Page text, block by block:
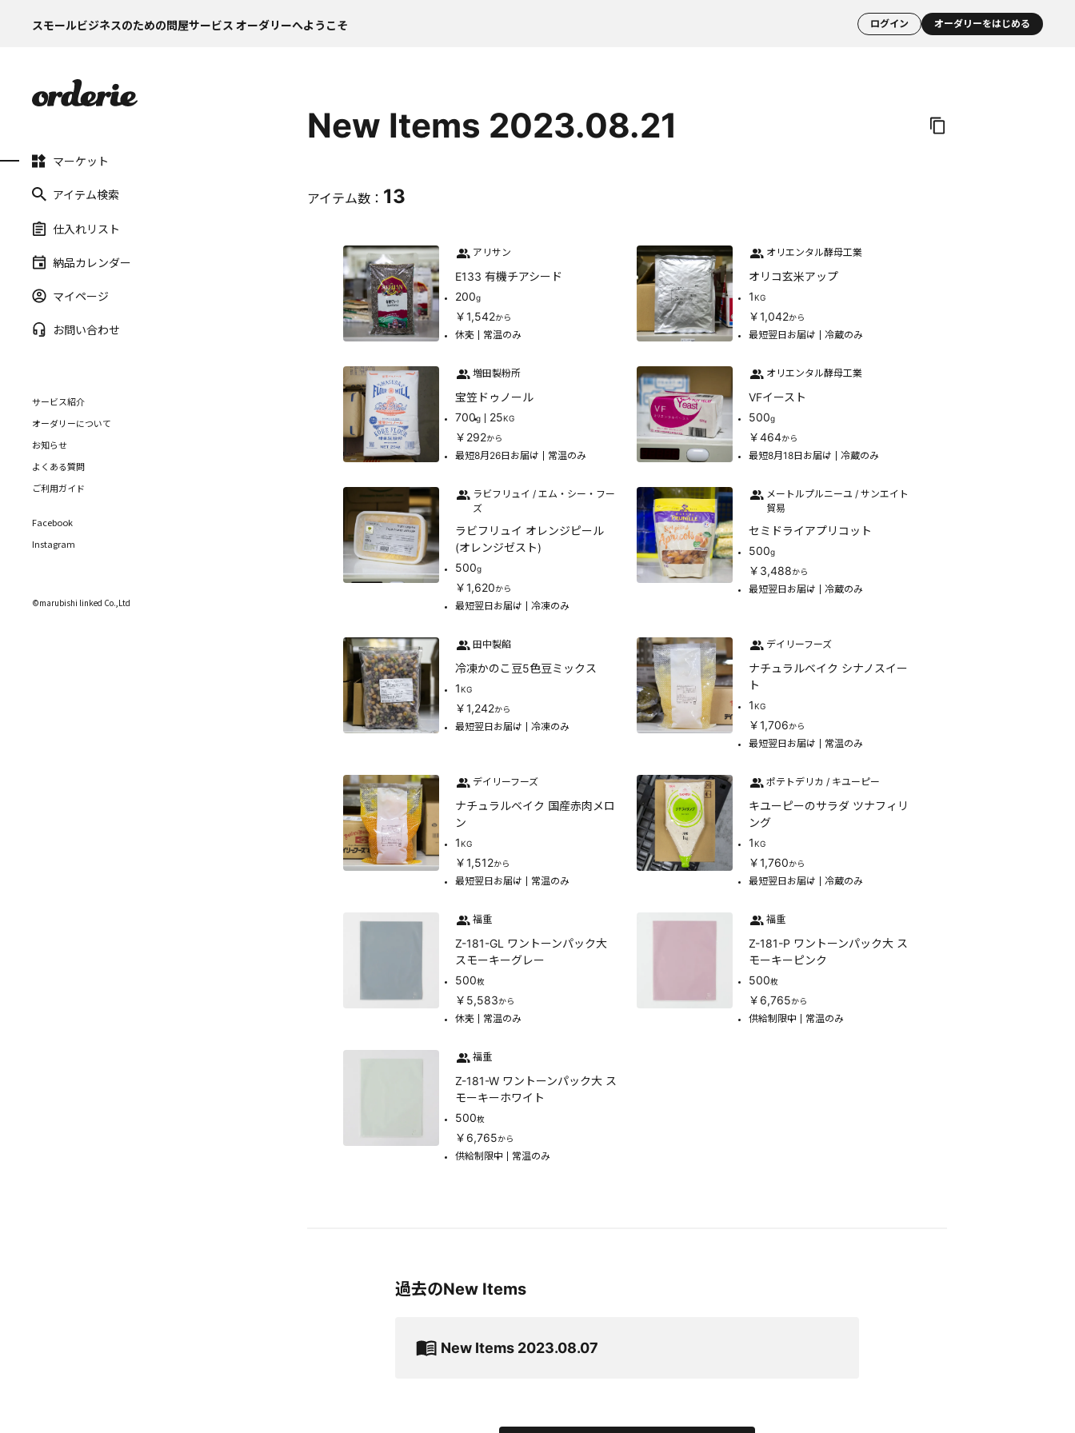
スモールビジネスのための問屋サービス オーダリーへようこそ ログイン オーダリーをはじめる
マーケット
アイテム検索
仕入れリスト
納品カレンダー
マイページ
お問い合わせ
サービス紹介
オーダリーについて
お知らせ
よくある質問
ご利用ガイド
Facebook
Instagram
©marubishi linked Co.,Ltd
New Items 2023.08.21
アイテム数： 13
アリサン
E133 有機チアシード
200g
￥1,542から
休売 常温のみ
オリエンタル酵母工業
オリコ玄米アップ
1KG
￥1,042から
最短翌日お届け 冷蔵のみ
増田製粉所
宝笠ドゥノール
700g 25KG
￥292から
最短8月26日お届け 常温のみ
オリエンタル酵母工業
VFイースト
500g
￥464から
最短8月18日お届け 冷蔵のみ
ラビフリュイ / エム・シー・フー
ズ
ラビフリュイ オレンジピール
(オレンジゼスト)
500g
￥1,620から
最短翌日お届け 冷凍のみ
メートルプルニーユ / サンエイト
貿易
セミドライアプリコット
500g
￥3,488から
最短翌日お届け 冷蔵のみ
田中製餡
冷凍かのこ豆5色豆ミックス
1KG
￥1,242から
最短翌日お届け 冷凍のみ
デイリーフーズ
ナチュラルベイク シナノスイー
ト
1KG
￥1,706から
最短翌日お届け 常温のみ
デイリーフーズ
ナチュラルベイク 国産赤肉メロ
ン
1KG
￥1,512から
最短翌日お届け 常温のみ
ポテトデリカ / キユーピー
キユーピーのサラダ ツナフィリ
ング
1KG
￥1,760から
最短翌日お届け 冷蔵のみ
福重
Z-181-GL ワントーンパック大
スモーキーグレー
500枚
￥5,583から
休売 常温のみ
福重
Z-181-P ワントーンパック大 ス
モーキーピンク
500枚
￥6,765から
供給制限中 常温のみ
福重
Z-181-W ワントーンパック大 ス
モーキーホワイト
500枚
￥6,765から
供給制限中 常温のみ
過去のNew Items
New Items 2023.08.07